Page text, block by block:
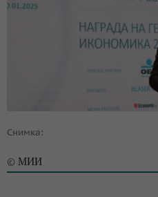
Снимка:
© МИИ